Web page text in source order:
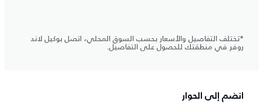
*تختلف التفاصيل والأسعار بحسب السوق المحلي، اتصل بوكيل لاند
روفر في منطقتك للحصول على التفاصيل.
انضم إلى الحوار